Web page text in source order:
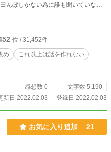
ってくるとぐったりとする家族がい
スメイトがいて……！？ 完全犯
位 / 31,452件
め
これ以上は話を作れない
感想数 0
文字数 5,190
新日 2022.02.03
登録日 2022.02.03
お気に入り追加 21